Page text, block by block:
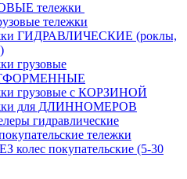
тележки
тележки
ГИДРАВЛИЧЕСКИЕ (роклы,
грузовые
грузовые с КОРЗИНОЙ
для ДЛИННОМЕРОВ
гидравлические
тележки
колес покупательские (5-30